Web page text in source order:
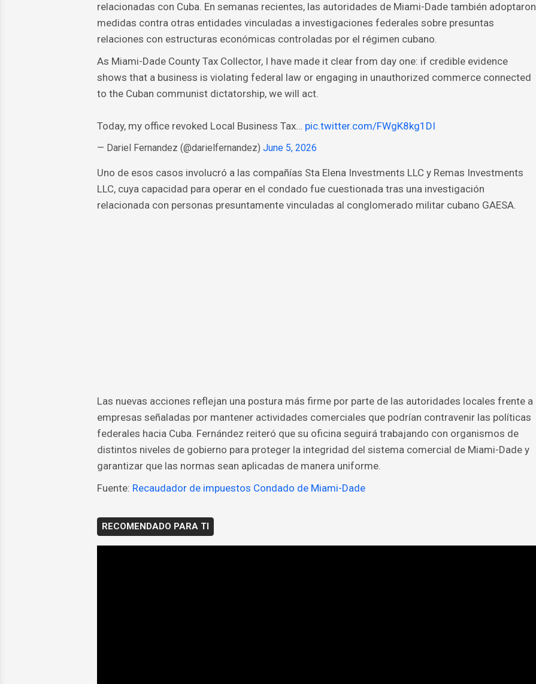
relacionadas con Cuba. En semanas recientes, las autoridades de Miami-Dade también adoptaron
medidas contra otras entidades vinculadas a investigaciones federales sobre presuntas
relaciones con estructuras económicas controladas por el régimen cubano.
As Miami-Dade County Tax Collector, I have made it clear from day one: if credible evidence
shows that a business is violating federal law or engaging in unauthorized commerce connected
to the Cuban communist dictatorship, we will act.
Today, my office revoked Local Business Tax… pic.twitter.com/FWgK8kg1DI
— Dariel Fernandez (@darielfernandez) June 5, 2026
Uno de esos casos involucró a las compañías Sta Elena Investments LLC y Remas Investments
LLC, cuya capacidad para operar en el condado fue cuestionada tras una investigación
relacionada con personas presuntamente vinculadas al conglomerado militar cubano GAESA.
Las nuevas acciones reflejan una postura más firme por parte de las autoridades locales frente a
empresas señaladas por mantener actividades comerciales que podrían contravenir las políticas
federales hacia Cuba. Fernández reiteró que su oficina seguirá trabajando con organismos de
distintos niveles de gobierno para proteger la integridad del sistema comercial de Miami-Dade y
garantizar que las normas sean aplicadas de manera uniforme.
Fuente: Recaudador de impuestos Condado de Miami-Dade
RECOMENDADO PARA TI